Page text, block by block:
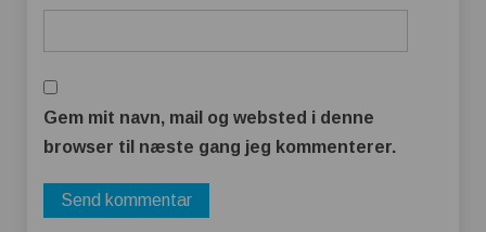
Gem mit navn, mail og websted i denne
browser til næste gang jeg kommenterer.